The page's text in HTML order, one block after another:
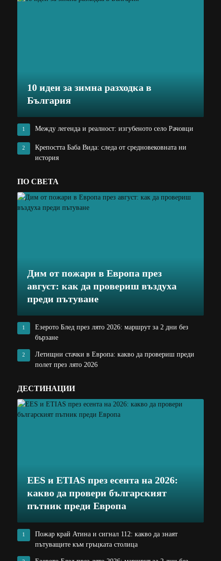
10 идеи за зимна разходка в
България
1 Между легенда и реалност: изгубеното село Рачовци
2
Крепостта Баба Вида: следа от средновековната ни
история
ПО СВЕТА
Дим от пожари в Европа през
август: как да провериш въздуха
преди пътуване
1
Езерото Блед през лято 2026: маршрут за 2 дни без
бързане
2
Летищни стачки в Европа: какво да провериш преди
полет през лято 2026
ДЕСТИНАЦИИ
EES и ETIAS през есента на 2026:
какво да провери българският
пътник преди Европа
1
Пожар край Атина и сигнал 112: какво да знаят
пътуващите към гръцката столица